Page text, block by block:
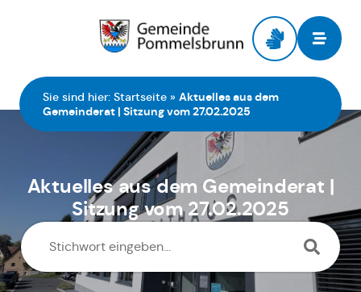
Sie sind hier: Startseite » Aktuelles aus dem
Gemeinderat | Sitzung vom 27.02.2025
Aktuelles aus dem Gemeinderat |
Sitzung vom 27.02.2025